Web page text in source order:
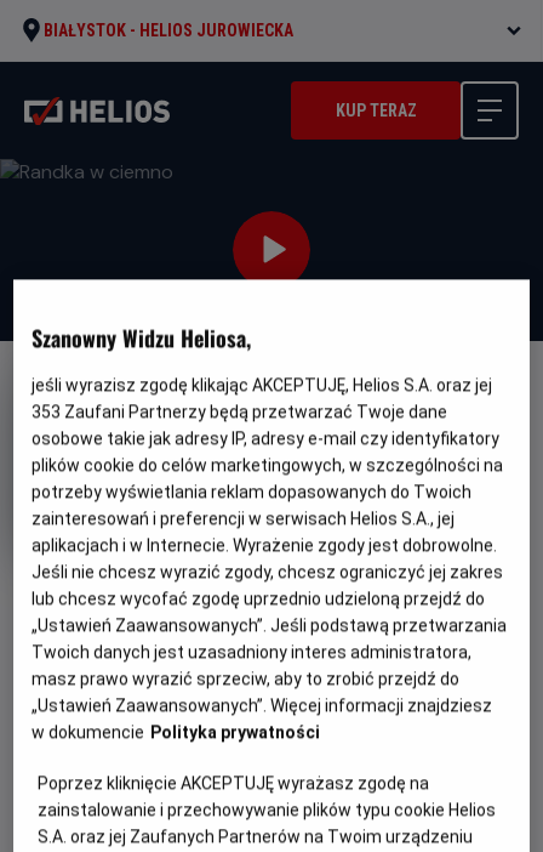
BIAŁYSTOK - HELIOS JUROWIECKA
KUP TERAZ
NAPISY
OBSERWUJ
Randka w ciemno
Oryginalny
tytuł
Woman of the Hour Gatunek
Dramat / Kryminał
Minimalny
wiek
Od 15 lat
Czas
trwania
95 min
Kraj
i
rok
produkcji
USA (2024)
OCENA HELIOS
6.8
PREMIERA
11 października 2024
REŻYSERIA
Anna Kendrick
SCENARIUSZ
Ian MacAllister McDonald
OBSADA
Anna Kendrick, Tony Hale, Kelley Jakle
WIĘCEJ SZCZEGÓŁÓW
Młoda i obiecująca aktorka Cheryl chce rozkręcić swoją
karierę, ale póki co jedyną propozycją dla niej jest udział w
Szanowny Widzu Heliosa,
jeśli wyrazisz zgodę klikając AKCEPTUJĘ, Helios S.A. oraz jej
353 Zaufani Partnerzy będą przetwarzać Twoje dane
osobowe takie jak adresy IP, adresy e-mail czy identyfikatory
plików cookie do celów marketingowych, w szczególności na
potrzeby wyświetlania reklam dopasowanych do Twoich
zainteresowań i preferencji w serwisach Helios S.A., jej
aplikacjach i w Internecie. Wyrażenie zgody jest dobrowolne.
Jeśli nie chcesz wyrazić zgody, chcesz ograniczyć jej zakres
lub chcesz wycofać zgodę uprzednio udzieloną przejdź do
„Ustawień Zaawansowanych”. Jeśli podstawą przetwarzania
Twoich danych jest uzasadniony interes administratora,
masz prawo wyrazić sprzeciw, aby to zrobić przejdź do
„Ustawień Zaawansowanych”. Więcej informacji znajdziesz
w dokumencie Polityka prywatności
Poprzez kliknięcie AKCEPTUJĘ wyrażasz zgodę na
zainstalowanie i przechowywanie plików typu cookie Helios
S.A. oraz jej Zaufanych Partnerów na Twoim urządzeniu